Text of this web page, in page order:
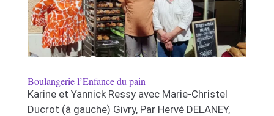
Boulangerie l’Enfance du pain
Karine et Yannick Ressy avec Marie-Christel
Ducrot (à gauche) Givry, Par Hervé DELANEY,